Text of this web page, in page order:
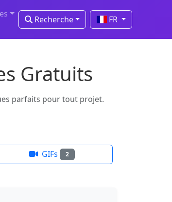
Recherche FR
Gratuits
parfaits pour tout projet.
GIFs 2